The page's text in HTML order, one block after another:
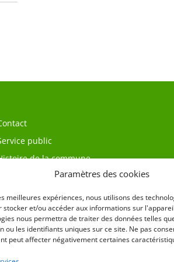
Paramètres des cookies
meilleures expériences, nous utilisons des
stocker et/ou accéder aux informations sur
nous permettra de traiter des données telles
ou les identifiants uniques sur ce site. Ne pas
peut affecter négativement certaines
public
de la commune